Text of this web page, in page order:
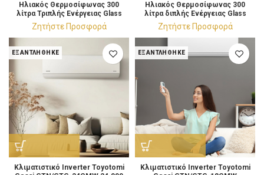
Ηλιακός Θερμοσίφωνας 300
λίτρα Τριπλής Ενέργειας Glass
Επιλεκτικός 4m²
Ζητήστε Προσφορά
Ηλιακός Θερμοσίφωνας 300
λίτρα διπλής Ενέργειας Glass
Επιλεκτικός 4m²
Ζητήστε Προσφορά
ΕΞΑΝΤΛΉΘΗΚΕ
Κλιματιστικό Ιnverter Toyotomi
ΕΞΑΝΤΛΉΘΗΚΕ
Κλιματιστικό Ιnverter Toyotomi